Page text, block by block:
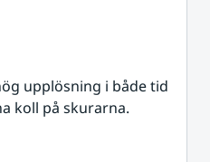
upplösning i både tid
koll på skurarna.